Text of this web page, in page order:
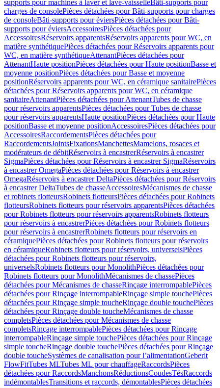
supports pour machines à laver et lave-vaisselleBâti-supports pour
charges de consolePièces détachées pour Bâti-supports pour charges
de consoleBâti-supports pour éviersPièces détachées pour Bâti-
supports pour éviersAccessoiresPièces détachées pour
AccessoiresRéservoirs apparentsRéservoirs apparents pour WC, en
matière synthétiquePièces détachées pour Réservoirs apparents pour
WC, en matière synthétiqueAttenantPièces détachées pour
AttenantHaute positionPièces détachées pour Haute positionBasse et
moyenne positionPièces détachées pour Basse et moyenne
positionRéservoirs apparents pour WC, en céramique sanitairePièces
détachées pour Réservoirs apparents pour WC, en céramique
sanitaireAttenantPièces détachées pour AttenantTubes de chasse
pour réservoirs apparentsPièces détachées pour Tubes de chasse
pour réservoirs apparentsHaute positionPièces détachées pour Haute
positionBasse et moyenne positionAccessoiresPièces détachées pour
AccessoiresRaccordementsPièces détachées pour
RaccordementsJointsFixationsManchettesMamelons, rosaces et
modérateurs de débitRéservoirs à encastrerRéservoirs à encastrer
SigmaPièces détachées pour Réservoirs à encastrer SigmaRéservoirs
à encastrer OmegaPièces détachées pour Réservoirs à encastrer
OmegaRéservoirs à encastrer DeltaPièces détachées pour Réservoirs
à encastrer DeltaTubes de chasseAccessoiresMécanismes de chasse
et robinets flotteursRobinets flotteursPièces détachées pour Robinets
flotteursRobinets flotteurs pour réservoirs apparentsPièces détachées
pour Robinets flotteurs pour réservoirs apparentsRobinets flotteurs
pour réservoirs à encastrerPièces détachées pour Robinets flotteurs
pour réservoirs à encastrerRobinets flotteurs pour réservoirs en
céramiquePièces détachées pour Robinets flotteurs pour réservoirs
en céramiqueRobinets flotteurs pour réservoirs, universelsPièces
détachées pour Robinets flotteurs pour réservoirs,
universelsRobinets flotteurs pour MonolithPièces détachées pour
Robinets flotteurs pour MonolithMécanismes de chassePièces
détachées pour Mécanismes de chasseRinçage interrompablePièces
détachées pour Rinçage interrompableRinçage simple touchePièces
détachées pour Rinçage simple toucheRinçage double touchePièces
détachées pour Rinçage double toucheMécanismes de chasse
completsPièces détachées pour Mécanismes de chasse
completsRinçage interrompablePièces détachées pour Rinçage
interrompableRinçage simple touchePièces détachées pour Rinçage
simple toucheRinçage double touchePièces détachées pour Rinçage
double toucheSystèmes de canalisation pour l’alimentationGeberit
FlowFitTubes MLTubes ML pour chauffageRaccordsPièces
détachées pour RaccordsManchonsRéductionsCoudesTésRaccords
indémontablesTransitions et raccords, démontablesPièces détachées